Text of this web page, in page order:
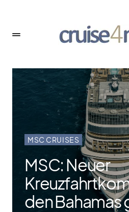
MSC CRUISES
MSC: Neuer
den Bahamas